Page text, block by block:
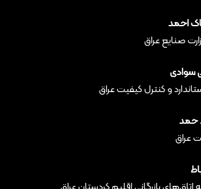
احمد
صنایع عراق
سوادی
و کنترل کیفیت عراق
حمد
عراق